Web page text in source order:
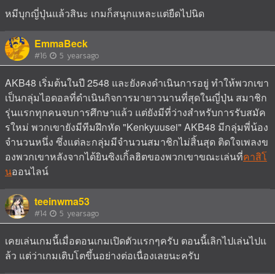
หมีบุกญี่ปุ่นแล้วสินะ เกมก็สนุกแหละแต่ยืดไปนิด
EmmaBeck
#16 5 yearsago
AKB48 เริ่มต้นในปี 2548 และยังคงดำเนินการอยู่ ทำให้พวกเขา
เป็นกลุ่มไอดอลที่ดำเนินกิจการมายาวนานที่สุดในญี่ปุ่น สมาชิก
รุ่นแรกทุกคนจบการศึกษาแล้ว แต่ยังมีที่ว่างสำหรับการรับสมัค
รใหม่ พวกเขายังมีทีมฝึกหัด "Kenkyuusei" AKB48 มีกลุ่มพี่น้อง
จำนวนหนึ่ง ซึ่งแต่ละกลุ่มมีจำนวนสมาชิกไม่สิ้นสุด ติดใจเพลงข
องพวกเขาหลังจากได้ยินซิงเกิ้ลฮิตของพวกเขาขณะเล่นที่คาสิโ
นออนไลน์
teeinwma53
#14 5 yearsago
เคยเล่นเกมนี้เมื่อตอนเกมเปิดตัวแรกๆครับ ตอนนี้เลิกไปเล่นไปแ
ล้ว แต่ว่าเกมเติบโตขึ้นอย่างต่อเนื่องเลยนะครับ